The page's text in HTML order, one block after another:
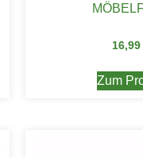
16,99
Zum